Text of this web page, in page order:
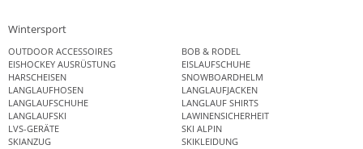
Wintersport
OUTDOOR ACCESSOIRES
BOB & RODEL
EISHOCKEY AUSRÜSTUNG
EISLAUFSCHUHE
HARSCHEISEN
SNOWBOARDHELM
LANGLAUFHOSEN
LANGLAUFJACKEN
LANGLAUFSCHUHE
LANGLAUF SHIRTS
LANGLAUFSKI
LAWINENSICHERHEIT
LVS-GERÄTE
SKI ALPIN
SKIANZUG
SKIKLEIDUNG